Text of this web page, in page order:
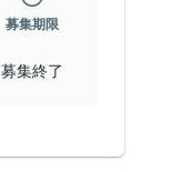
募集期限
募集終了